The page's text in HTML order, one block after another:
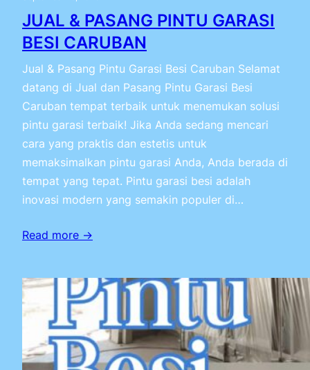
JUAL & PASANG PINTU GARASI
BESI CARUBAN
Jual & Pasang Pintu Garasi Besi Caruban Selamat
datang di Jual dan Pasang Pintu Garasi Besi
Caruban tempat terbaik untuk menemukan solusi
pintu garasi terbaik! Jika Anda sedang mencari
cara yang praktis dan estetis untuk
memaksimalkan pintu garasi Anda, Anda berada di
tempat yang tepat. Pintu garasi besi adalah
inovasi modern yang semakin populer di…
Read more →